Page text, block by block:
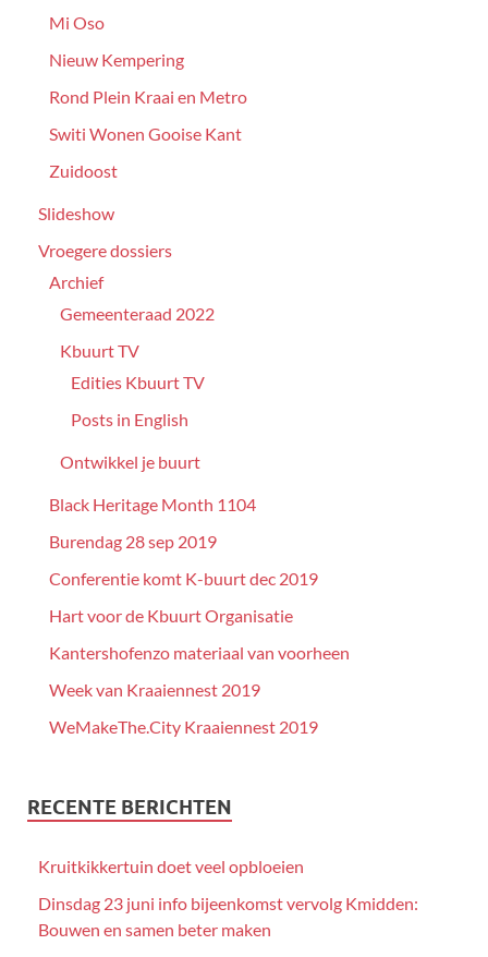
Mi Oso
Nieuw Kempering
Rond Plein Kraai en Metro
Switi Wonen Gooise Kant
Zuidoost
Slideshow
Vroegere dossiers
Archief
Gemeenteraad 2022
Kbuurt TV
Edities Kbuurt TV
Posts in English
Ontwikkel je buurt
Black Heritage Month 1104
Burendag 28 sep 2019
Conferentie komt K-buurt dec 2019
Hart voor de Kbuurt Organisatie
Kantershofenzo materiaal van voorheen
Week van Kraaiennest 2019
WeMakeThe.City Kraaiennest 2019
RECENTE BERICHTEN
Kruitkikkertuin doet veel opbloeien
Dinsdag 23 juni info bijeenkomst vervolg Kmidden:
Bouwen en samen beter maken